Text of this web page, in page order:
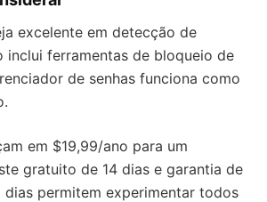
excelente em detecção de
inclui ferramentas de bloqueio de
de senhas funciona como
em $19,99/ano para um
gratuito de 14 dias e garantia de
dias permitem experimentar todos